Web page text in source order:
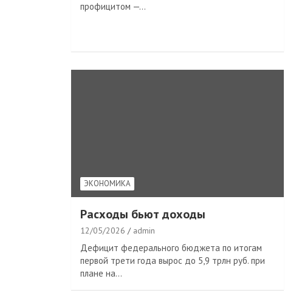
профицитом —…
ЭКОНОМИКА
Расходы бьют доходы
12/05/2026 admin
Дефицит федерального бюджета по итогам
первой трети года вырос до 5,9 трлн руб. при
плане на…